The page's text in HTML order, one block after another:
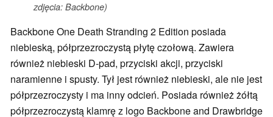
zdjęcia: Backbone)
Backbone One Death Stranding 2 Edition posiada
niebieską, półprzezroczystą płytę czołową. Zawiera
również niebieski D-pad, przyciski akcji, przyciski
naramienne i spusty. Tył jest również niebieski, ale nie jest
półprzezroczysty i ma inny odcień. Posiada również żółtą
półprzezroczystą klamrę z logo Backbone and Drawbridge